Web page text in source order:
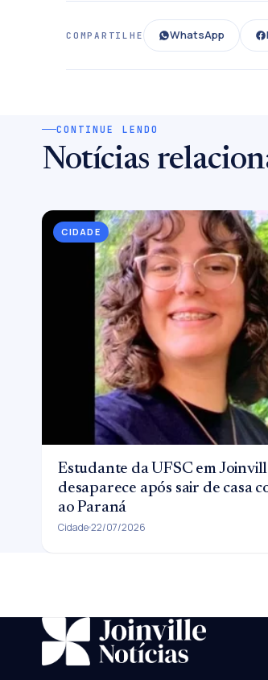
COMPARTILHE WhatsApp
CONTINUE LENDO
Notícias
CIDADE
Estudante da UFSC em
desaparece após sair de casa
ao Paraná
Cidade22/07/2026
SUGESTÕES: JEC Contorno viário